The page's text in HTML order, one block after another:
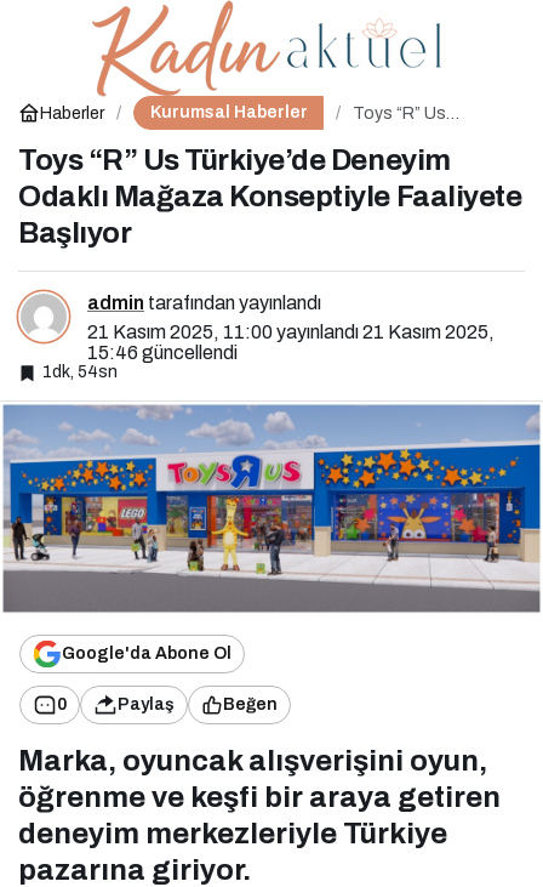
Haberler Kurumsal Haberler
Toys “R” Us
Odaklı Mağaza
Konseptiyle
Faaliyete Başlıyor
Toys “R” Us Türkiye’de Deneyim
Odaklı Mağaza Konseptiyle Faaliyete
Başlıyor
admin tarafından yayınlandı
21 Kasım 2025, 11:00yayınlandı21 Kasım 2025,
15:46 güncellendi
1dk, 54sn
Google'da Abone Ol
0 Paylaş Beğen
Marka, oyuncak alışverişini oyun,
öğrenme ve keşfi bir araya getiren
deneyim merkezleriyle Türkiye
pazarına giriyor.
U.S. Polo Assn. Moda,
Spor ve Dijital Alanlarda
Uluslararası Ödüller
Kazandı